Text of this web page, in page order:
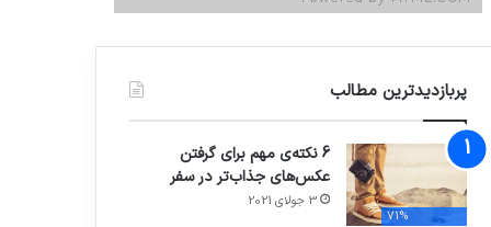
پربازدیدترین مطالب
71%
6 نکته‌ی مهم برای گرفتن
عکس‌های جذاب‌تر در سفر
3 جولای 2021